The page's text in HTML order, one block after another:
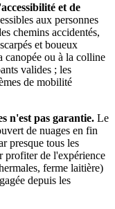
et de
aux personnes
chemins accidentés,
et boueux
canopée ou à la colline
valides ; les
de mobilité
n'est pas garantie. Le
de nuages en fin
presque tous les
profiter de l'expérience
ferme laitière)
depuis les